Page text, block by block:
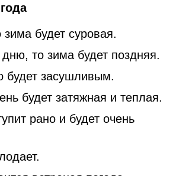
будет суровая.
то зима будет поздняя.
будет засушливым.
будет затяжная и теплая.
рано и будет очень